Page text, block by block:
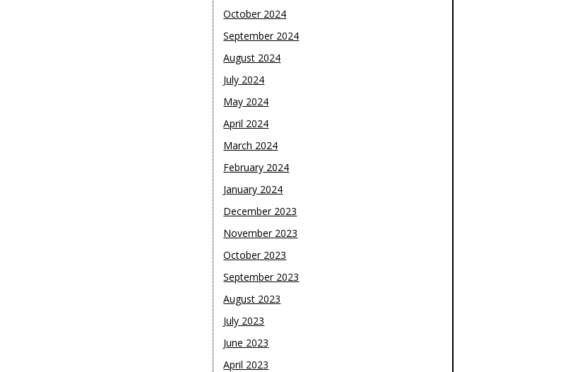
October 2024
September 2024
August 2024
July 2024
May 2024
April 2024
March 2024
February 2024
January 2024
December 2023
November 2023
October 2023
September 2023
August 2023
July 2023
June 2023
April 2023